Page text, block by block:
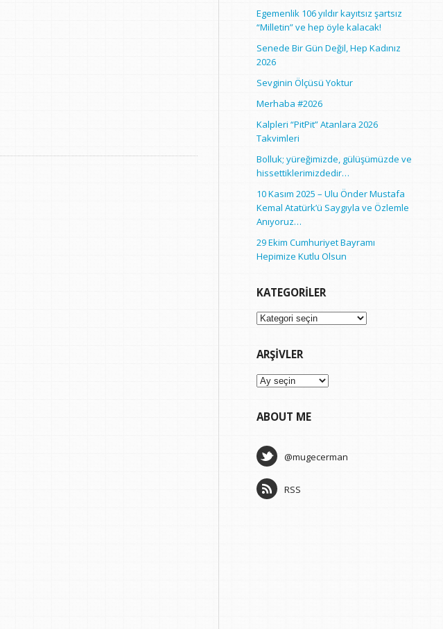
Egemenlik 106 yıldır kayıtsız şartsız
“Milletin” ve hep öyle kalacak!
Senede Bir Gün Değil, Hep Kadınız
2026
Sevginin Ölçüsü Yoktur
Merhaba #2026
Kalpleri “PitPit” Atanlara 2026
Takvimleri
Bolluk; yüreğimizde, gülüşümüzde ve
hissettiklerimizdedir…
10 Kasım 2025 – Ulu Önder Mustafa
Kemal Atatürk’ü Saygıyla ve Özlemle
Anıyoruz…
29 Ekim Cumhuriyet Bayramı
Hepimize Kutlu Olsun
KATEGORILER
Kategoriler
ARŞIVLER
Arşivler
ABOUT ME
@mugecerman
RSS